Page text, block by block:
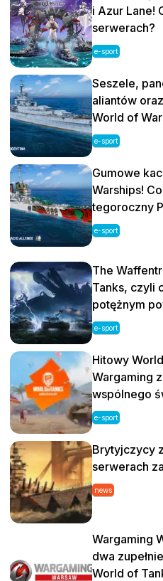
i Azur Lane!
serwerach?
e-sport
Seszele,
aliantów
World of
e-sport
Gumowe
Warships!
tegoroczny
e-sport
The
Tanks, czyli
potężnym
e-sport
Hitowy
Wargaming
wspólnego
e-sport
Brytyjczycy
serwerach
news
Wargaming
dwa
World of